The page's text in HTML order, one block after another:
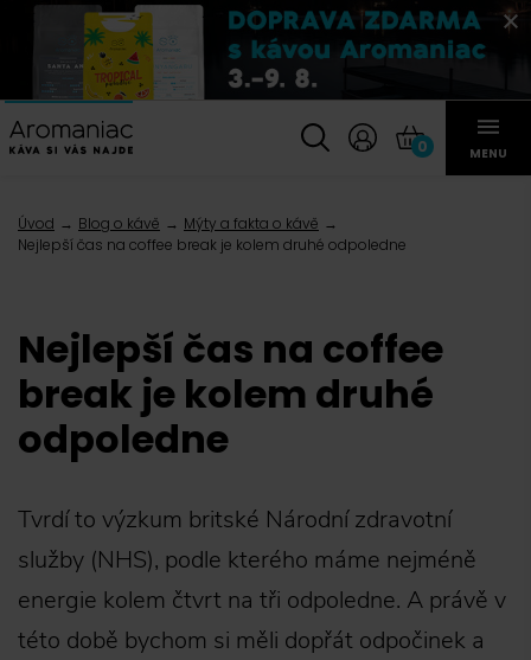
0 MENU
Úvod Blog o kávě
Mýty a fakta o kávě
Nejlepší čas na coffee break je kolem druhé odpoledne
Nejlepší čas na coffee
break je kolem druhé
odpoledne
Tvrdí to výzkum britské Národní zdravotní
služby (NHS), podle kterého máme nejméně
energie kolem čtvrt na tři odpoledne. A právě v
této době bychom si měli dopřát odpočinek a